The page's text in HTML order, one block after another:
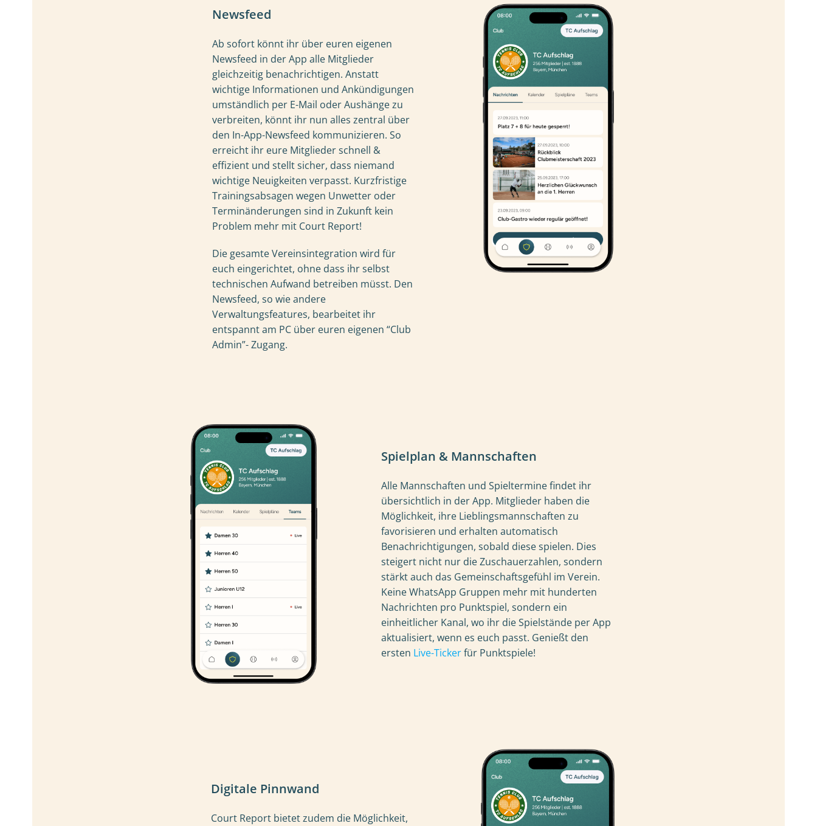
Newsfeed
Ab sofort könnt ihr über euren eigenen
Newsfeed in der App alle Mitglieder
gleichzeitig benachrichtigen. Anstatt
wichtige Informationen und Ankündigungen
umständlich per E-Mail oder Aushänge zu
verbreiten, könnt ihr nun alles zentral über
den In-App-Newsfeed kommunizieren. So
erreicht ihr eure Mitglieder schnell &
effizient und stellt sicher, dass niemand
wichtige Neuigkeiten verpasst. Kurzfristige
Trainingsabsagen wegen Unwetter oder
Terminänderungen sind in Zukunft kein
Problem mehr mit Court Report!
Die gesamte Vereinsintegration wird für
euch eingerichtet, ohne dass ihr selbst
technischen Aufwand betreiben müsst. Den
Newsfeed, so wie andere
Verwaltungsfeatures, bearbeitet ihr
entspannt am PC über euren eigenen “Club
Admin”- Zugang.
Spielplan & Mannschaften
Alle Mannschaften und Spieltermine findet ihr
übersichtlich in der App. Mitglieder haben die
Möglichkeit, ihre Lieblingsmannschaften zu
favorisieren und erhalten automatisch
Benachrichtigungen, sobald diese spielen. Dies
steigert nicht nur die Zuschauerzahlen, sondern
stärkt auch das Gemeinschaftsgefühl im Verein.
Keine WhatsApp Gruppen mehr mit hunderten
Nachrichten pro Punktspiel, sondern ein
einheitlicher Kanal, wo ihr die Spielstände per App
aktualisiert, wenn es euch passt. Genießt den
ersten Live-Tickerfür Punktspiele!
Digitale Pinnwand
Court Report bietet zudem die Möglichkeit,